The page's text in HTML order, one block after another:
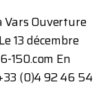
Vars Ouverture
13 décembre
150.com En
(0)4 92 46 54